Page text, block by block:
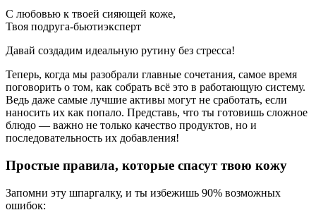
С любовью к твоей сияющей коже,
Твоя подруга-бьютиэксперт
Давай создадим идеальную рутину без стресса!
Теперь, когда мы разобрали главные сочетания, самое время
поговорить о том, как собрать всё это в работающую систему.
Ведь даже самые лучшие активы могут не сработать, если
наносить их как попало. Представь, что ты готовишь сложное
блюдо — важно не только качество продуктов, но и
последовательность их добавления!
Простые правила, которые спасут твою кожу
Запомни эту шпаргалку, и ты избежишь 90% возможных
ошибок: